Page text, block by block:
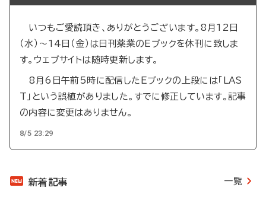
いつもご愛読頂き、ありがとうございます。8月12日
（水）～14日（金）は日刊薬業のEブックを休刊に致しま
す。ウェブサイトは随時更新します。
8月6日午前5時に配信したEブックの上段には「LAS
T」という誤植がありました。すでに修正しています。記事
の内容に変更はありません。
8/5 23:29
新着記事 一覧